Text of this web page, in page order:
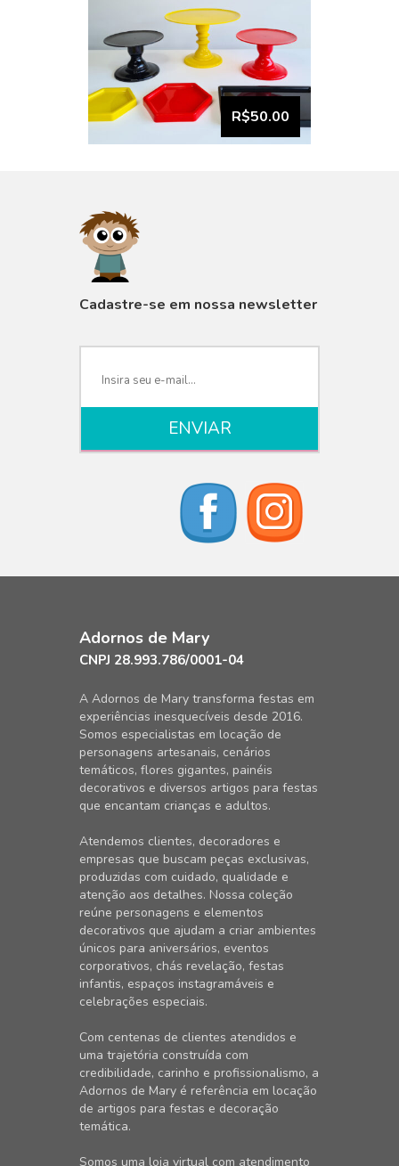
VISUALIZAR
R$50.00
VISUALIZAR
Cadastre-se em nossa newsletter
Adornos de Mary
CNPJ 28.993.786/0001-04
A Adornos de Mary transforma festas em
experiências inesquecíveis desde 2016.
Somos especialistas em locação de
personagens artesanais, cenários
temáticos, flores gigantes, painéis
decorativos e diversos artigos para festas
que encantam crianças e adultos.
Atendemos clientes, decoradores e
empresas que buscam peças exclusivas,
produzidas com cuidado, qualidade e
atenção aos detalhes. Nossa coleção
reúne personagens e elementos
decorativos que ajudam a criar ambientes
únicos para aniversários, eventos
corporativos, chás revelação, festas
infantis, espaços instagramáveis e
celebrações especiais.
Com centenas de clientes atendidos e
uma trajetória construída com
credibilidade, carinho e profissionalismo, a
Adornos de Mary é referência em locação
de artigos para festas e decoração
temática.
Somos uma loja virtual com atendimento